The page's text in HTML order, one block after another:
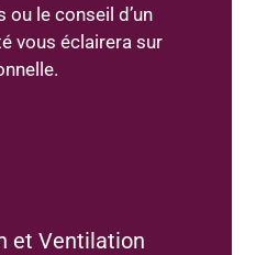
ou le conseil d’un
vous éclairera sur
et Ventilation